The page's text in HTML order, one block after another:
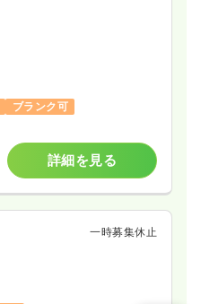
ブランク可
詳細を見る
一時募集休止